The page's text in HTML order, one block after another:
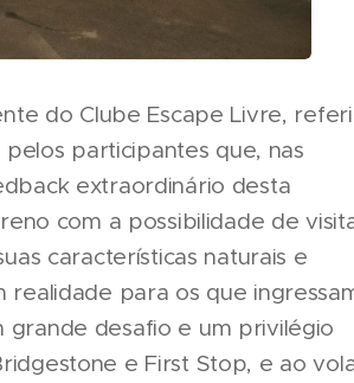
do Clube Escape Livre,
participantes que, nas
extraordinário desta
com a possibilidade de
características naturais e
realidade para os que
grande desafio e um privilégio
e First Stop, e ao